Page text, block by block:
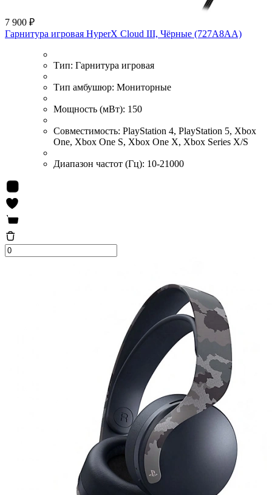
7 900 ₽
Гарнитура игровая HyperX Cloud III, Чёрные (727A8AA)
Тип: Гарнитура игровая
Тип амбушюр: Мониторные
Мощность (мВт): 150
Совместимость: PlayStation 4, PlayStation 5, Xbox
One, Xbox One S, Xbox One X, Xbox Series X/S
Диапазон частот (Гц): 10-21000